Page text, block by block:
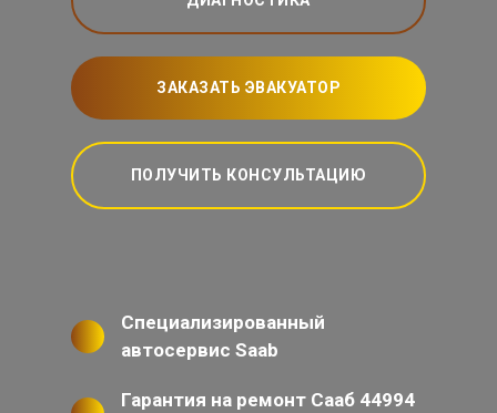
ЗАКАЗАТЬ ЭВАКУАТОР
ПОЛУЧИТЬ КОНСУЛЬТАЦИЮ
Специализированный
автосервис Saab
Гарантия на ремонт Сааб 44994